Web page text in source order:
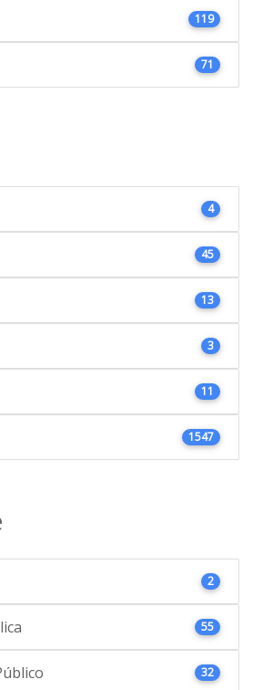
119
71
4
45
13
3
11
1547
2
55
32